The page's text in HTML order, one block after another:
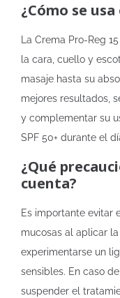
¿Cómo se
La Crema Pro-Reg
la cara, cuello y
masaje hasta su
mejores resultados,
y complementar su
SPF 50+ durante el
¿Qué
cuenta?
Es importante evitar
mucosas al aplicar
experimentarse un
sensibles. En caso
suspender el